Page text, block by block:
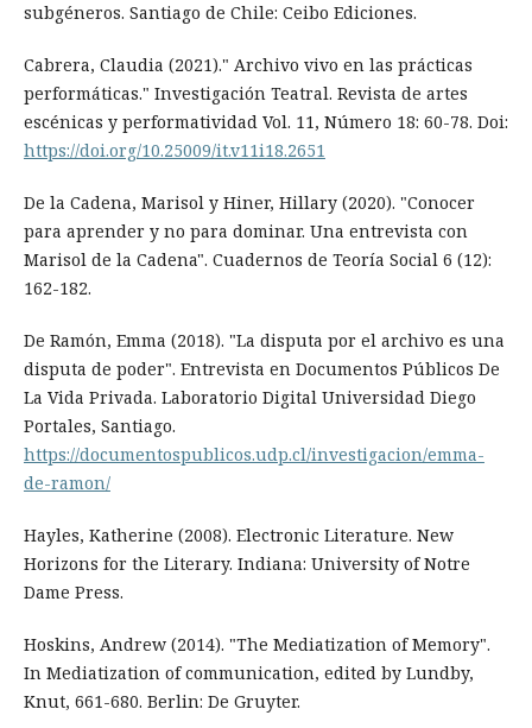
subgéneros. Santiago de Chile: Ceibo Ediciones.
Cabrera, Claudia (2021)." Archivo vivo en las prácticas
performáticas." Investigación Teatral. Revista de artes
escénicas y performatividad Vol. 11, Número 18: 60-78. Doi:
https://doi.org/10.25009/it.v11i18.2651
De la Cadena, Marisol y Hiner, Hillary (2020). "Conocer
para aprender y no para dominar. Una entrevista con
Marisol de la Cadena". Cuadernos de Teoría Social 6 (12):
162-182.
De Ramón, Emma (2018). "La disputa por el archivo es una
disputa de poder". Entrevista en Documentos Públicos De
La Vida Privada. Laboratorio Digital Universidad Diego
Portales, Santiago.
https://documentospublicos.udp.cl/investigacion/emma-
de-ramon/
Hayles, Katherine (2008). Electronic Literature. New
Horizons for the Literary. Indiana: University of Notre
Dame Press.
Hoskins, Andrew (2014). "The Mediatization of Memory".
In Mediatization of communication, edited by Lundby,
Knut, 661-680. Berlin: De Gruyter.